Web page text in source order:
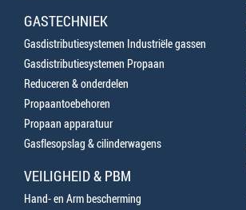
GASTECHNIEK
Gasdistributiesystemen Industriële gassen
Gasdistributiesystemen Propaan
Reduceren & onderdelen
Propaantoebehoren
Propaan apparatuur
Gasflesopslag & cilinderwagens
VEILIGHEID & PBM
Hand- en Arm bescherming